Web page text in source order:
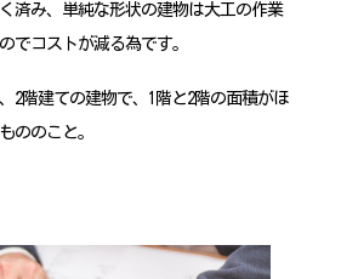
済み、単純な形状の建物は大工の作業
でコストが減る為です。
2階建ての建物で、1階と2階の面積がほ
ののこと。